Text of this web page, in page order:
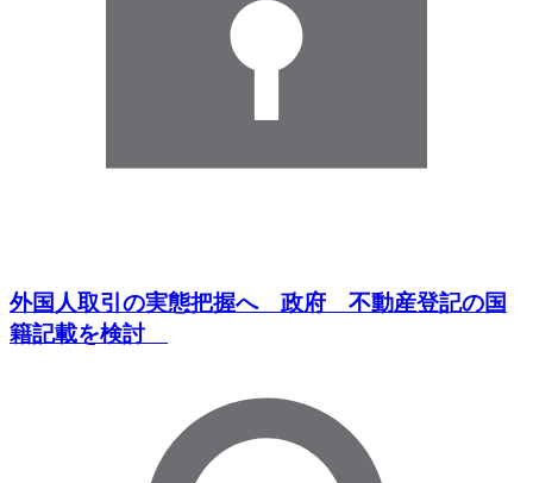
外国人取引の実態把握へ 政府 不動産登記の国
籍記載を検討